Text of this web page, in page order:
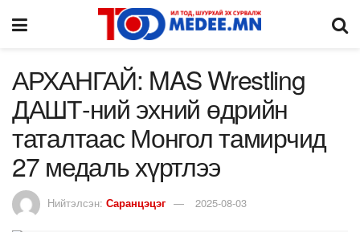
АРХАНГАЙ: MAS Wrestling
ДАШТ-ний эхний өдрийн
таталтаас Монгол тамирчид
27 медаль хүртлээ
Нийтэлсэн: Саранцэцэг 2025-08-03